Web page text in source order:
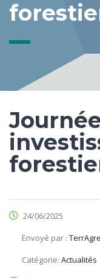
24/06/2025
Envoyé par :
Catégorie: Actualités